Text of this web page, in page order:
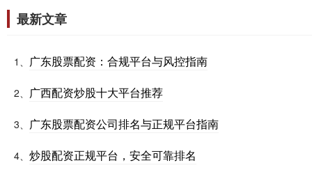
最新文章
1、 广东股票配资：合规平台与风控指南
2、 广西配资炒股十大平台推荐
3、 广东股票配资公司排名与正规平台指南
4、 炒股配资正规平台，安全可靠排名